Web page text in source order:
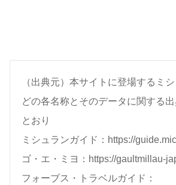
（出典元）本サイトに登場するミ
どの各名称とそのデータに関する
とおり
ミシュランガイド：https://
ゴ・エ・ミヨ：https://gaultmillau-
フォーブス・トラベルガイド：